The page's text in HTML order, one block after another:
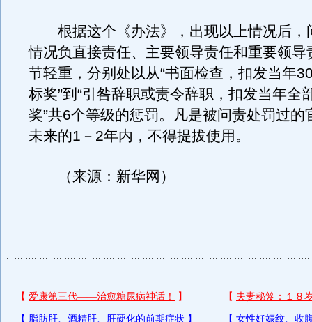
根据这个《办法》，出现以上情况后，
情况负直接责任、主要领导责任和重要领导
节轻重，分别处以从“书面检查，扣发当年
标奖”到“引咎辞职或责令辞职，扣发当年全
奖”共6个等级的惩罚。凡是被问责处罚过的
未来的1－2年内，不得提拔使用。
（来源：新华网）